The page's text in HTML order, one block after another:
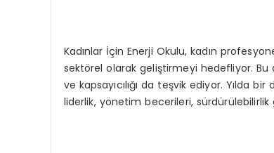
Kadınlar İçin Enerji Okulu, kadın
sektörel olarak geliştirmeyi hedefliyor. Bu
ve kapsayıcılığı da teşvik ediyor. Yılda
liderlik, yönetim becerileri, sürdürülebilirlik